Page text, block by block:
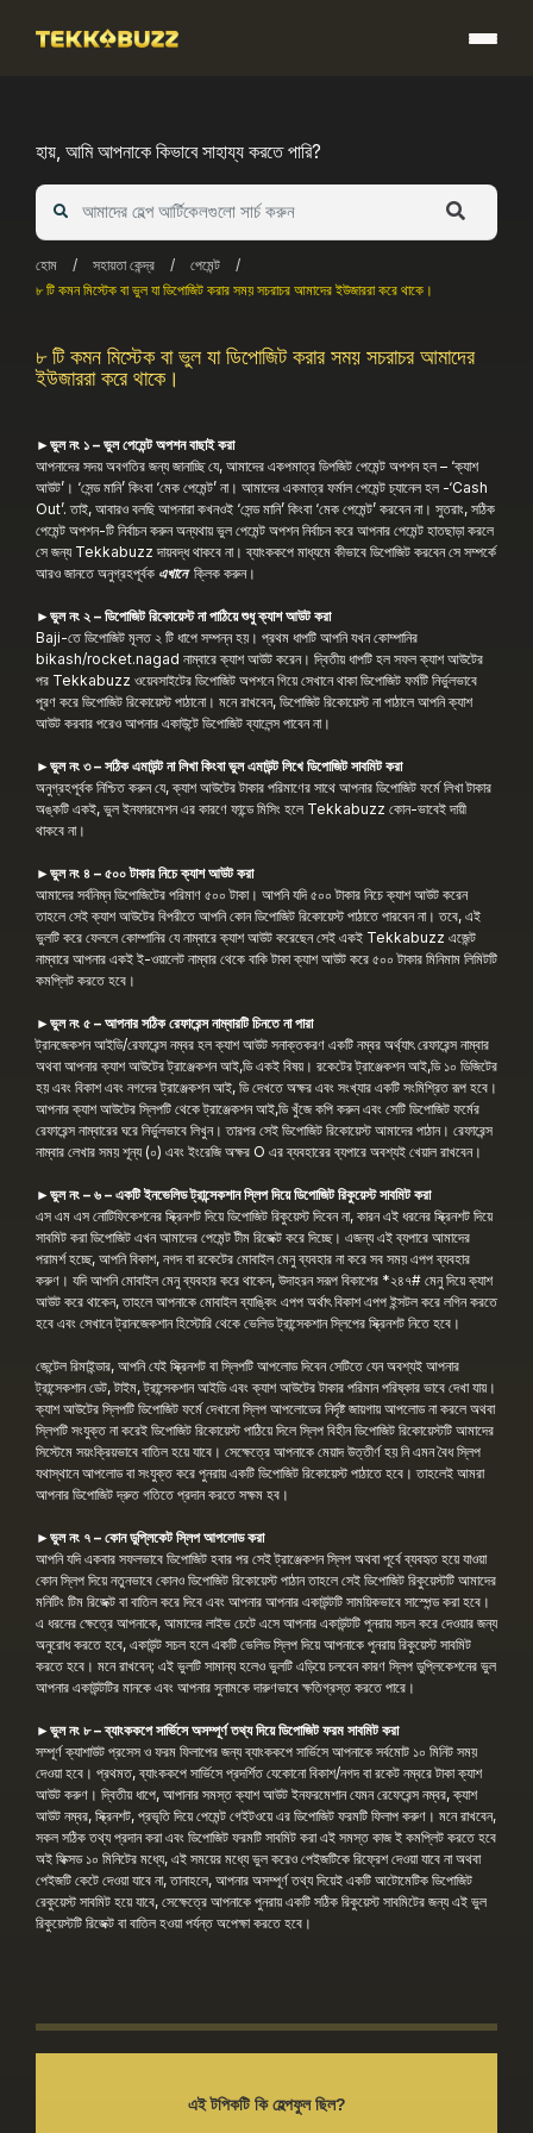
হায়, আমি আপনাকে কিভাবে সাহায্য করতে পারি?
হোম / সহায়তা কেন্দ্র / পেমেন্ট
/
৮ টি কমন মিস্টেক বা ভুল যা ডিপোজিট করার সময় সচরাচর আমাদের ইউজাররা করে থাকে।
৮ টি কমন মিস্টেক বা ভুল যা ডিপোজিট করার সময় সচরাচর আমাদের
ইউজাররা করে থাকে।
►ভুল নং ১ – ভুল পেমেন্ট অপশন বাছাই করা
আপনাদের সদয় অবগতির জন্য জানাচ্ছি যে, আমাদের একপমাত্র ডিপজিট পেমেন্ট অপশন হল – ‘ক্যাশ
আউট’। ‘সেন্ড মানি’ কিংবা ‘মেক পেমেন্ট’ না। আমাদের একমাত্র ফর্মাল পেমেন্ট চ্যানেল হল -‘Cash
Out’. তাই, আবারও বলছি আপনারা কখনওই ‘সেন্ড মানি’ কিংবা ‘মেক পেমেন্ট’ করবেন না। সুতরাং, সঠিক
পেমেন্ট অপশন-টি নির্বাচন করুন অন্যথায় ভুল পেমেন্ট অপশন নির্বাচন করে আপনার পেমেন্ট হাতছাড়া করলে
সে জন্য Tekkabuzz দায়বদ্ধ থাকবে না। ব্যাংককপে মাধ্যমে কীভাবে ডিপোজিট করবেন সে সম্পর্কে
আরও জানতে অনুগ্রহপূর্বক এখানেক্লিক করুন।
►ভুল নং ২ – ডিপোজিট রিকোয়েস্ট না পাঠিয়ে শুধু ক্যাশ আউট করা
Baji-তে ডিপোজিট মূলত ২ টি ধাপে সম্পন্ন হয়। প্রথম ধাপটি আপনি যখন কোম্পানির
bikash/rocket.nagad নাম্বারে ক্যাশ আউট করেন। দ্বিতীয় ধাপটি হল সফল ক্যাশ আউটের
পর Tekkabuzz ওয়েবসাইটের ডিপোজিট অপশনে গিয়ে সেখানে থাকা ডিপোজিট ফর্মটি নির্ভুলভাবে
পূরণ করে ডিপোজিট রিকোয়েস্ট পাঠানো। মনে রাখবেন, ডিপোজিট রিকোয়েস্ট না পাঠালে আপনি ক্যাশ
আউট করবার পরেও আপনার একাউন্টে ডিপোজিট ব্যালেন্স পাবেন না।
►ভুল নং ৩ – সঠিক এমাউন্ট না লিখা কিংবা ভুল এমাউন্ট লিখে ডিপোজিট সাবমিট করা
অনুগ্রহপূর্বক নিশ্চিত করুন যে,ক্যাশ আউটের টাকার পরিমাণের সাথে আপনার ডিপোজিট ফর্মে লিখা টাকার
অঙ্কটি একই, ভুল ইনফারমেশন এর কারণে ফান্ডে মিসিং হলে Tekkabuzz কোন-ভাবেই দায়ী
থাকবে না।
►ভুল নং ৪ – ৫০০ টাকার নিচে ক্যাশ আউট করা
আমাদের সর্বনিম্ন ডিপোজিটের পরিমাণ ৫০০ টাকা। আপনি যদি ৫০০ টাকার নিচে ক্যাশ আউট করেন
তাহলে সেই ক্যাশ আউটের বিপরীতে আপনি কোন ডিপোজিট রিকোয়েস্ট পাঠাতে পারবেন না। তবে, এই
ভুলটি করে ফেললে কোম্পানির যে নাম্বারে ক্যাশ আউট করেছেন সেই একই Tekkabuzz এজেন্ট
নাম্বারে আপনার একই ই-ওয়ালেট নাম্বার থেকে বাকি টাকা ক্যাশ আউট করে ৫০০ টাকার মিনিমাম লিমিটটি
কমপ্লিট করতে হবে।
►ভুল নং ৫ – আপনার সঠিক রেফারেন্স নাম্বারটি চিনতে না পারা
ট্রানজেকশন আইডি/রেফারেন্স নম্বর হল ক্যাশ আউট সনাক্তকরণ একটি নম্বর অর্থ্যাৎ রেফারেন্স নাম্বার
অথবা আপনার ক্যাশ আউটের ট্রাঞ্জেকশন আই,ডি একই বিষয়। রকেটের ট্রাঞ্জেকশন আই,ডি ১০ ডিজিটের
হয় এবং বিকাশ এবং নগদের ট্রাঞ্জেকশন আই, ডি দেখতে অক্ষর এবং সংখ্যার একটি সংমিশ্রিত রূপ হবে।
আপনার ক্যাশ আউটের স্লিপটি থেকে ট্রাঞ্জেকশন আই,ডি খুঁজে কপি করুন এবং সেটি ডিপোজিট ফর্মের
রেফারেন্স নাম্বারের ঘরে নির্ভুলভাবে লিখুন। তারপর সেই ডিপোজিট রিকোয়েস্ট আমাদের পাঠান। রেফারেন্স
নাম্বার লেখার সময় শূন্য (০) এবং ইংরেজি অক্ষর O এর ব্যবহারের ব্যপারে অবশ্যই খেয়াল রাখবেন।
►ভুল নং – ৬ – একটি ইনভেলিড ট্রান্সেকশান স্লিপ দিয়ে ডিপোজিট রিকুয়েস্ট সাবমিট করা
এস এম এস নোটিফিকেশনের স্ক্রিনশট দিয়ে ডিপোজিট রিকুয়েস্ট দিবেন না, কারন এই ধরনের স্ক্রিনশট দিয়ে
সাবমিট করা ডিপোজিট এখন আমাদের পেমেন্ট টীম রিজেক্ট করে দিচ্ছে। এজন্য এই ব্যপারে আমাদের
পরামর্শ হচ্ছে, আপনি বিকাশ, নগদ বা রকেটের মোবাইল মেনু ব্যবহার না করে সব সময় এপপ ব্যবহার
করুণ। যদি আপনি মোবাইল মেনু ব্যবহার করে থাকেন, উদাহরন সরূপ বিকাশের *২৪৭# মেনু দিয়ে ক্যাশ
আউট করে থাকেন, তাহলে আপনাকে মোবাইল ব্যাঙ্কিং এপপ অর্থাৎ বিকাশ এপপ ইন্সটল করে লগিন করতে
হবে এবং সেখানে ট্রানজেকশান হিস্টোরি থেকে ভেলিড ট্রান্সেকশান স্লিপের স্ক্রিনশট নিতে হবে।
জেন্টেল রিমাইন্ডার, আপনি যেই স্ক্রিনশট বা স্লিপটি আপলোড দিবেন সেটিতে যেন অবশ্যই আপনার
ট্রান্সেকশান ডেট, টাইম, ট্রান্সেকশান আইডি এবং ক্যাশ আউটের টাকার পরিমান পরিষ্কার ভাবে দেখা যায়।
ক্যাশ আউটের স্লিপটি ডিপোজিট ফর্মে দেখানো স্লিপ আপলোডের নির্দৃষ্ট জায়গায় আপলোড না করলে অথবা
স্লিপটি সংযুক্ত না করেই ডিপোজিট রিকোয়েস্ট পাঠিয়ে দিলে স্লিপ বিহীন ডিপোজিট রিকোয়েস্টটি আমাদের
সিস্টেমে সয়ংক্রিয়ভাবে বাতিল হয়ে যাবে। সেক্ষেত্রে আপনাকে মেয়াদ উত্তীর্ণ হয় নি এমন বৈধ স্লিপ
যথাস্থানে আপলোড বা সংযুক্ত করে পুনরায় একটি ডিপোজিট রিকোয়েস্ট পাঠাতে হবে। তাহলেই আমরা
আপনার ডিপোজিট দ্রুত গতিতে প্রদান করতে সক্ষম হব।
►ভুল নং ৭ – কোন ডুপ্লিকেট স্লিপ আপলোড করা
আপনি যদি একবার সফলভাবে ডিপোজিট হবার পর সেই ট্রাঞ্জেকশন স্লিপ অথবা পূর্বে ব্যবহৃত হয়ে যাওয়া
কোন স্লিপ দিয়ে নতুনভাবে কোনও ডিপোজিট রিকোয়েস্ট পাঠান তাহলে সেই ডিপোজিট রিকুয়েস্টটি আমাদের
মনিটিং টিম রিজেক্ট বা বাতিল করে দিবে এবং আপনার আপনার একাউন্টটি সাময়িকভাবে সাস্পেন্ড করা হবে।
এ ধরনের ক্ষেত্রে আপনাকে, আমাদের লাইভ চেটে এসে আপনার একাউন্টটি পুনরায় সচল করে দেওয়ার জন্য
অনুরোধ করতে হবে, একাউন্ট সচল হলে একটি ভেলিড স্লিপ দিয়ে আপনাকে পুনরায় রিকুয়েস্ট সাবমিট
করতে হবে। মনে রাখবেন; এই ভুলটি সামান্য হলেও ভুলটি এড়িয়ে চলবেন কারণ স্লিপ ডুপ্লিকেশনের ভুল
আপনার একাউন্টটির মানকে এবং আপনার সুনামকে দারুণভাবে ক্ষতিগ্রস্ত করতে পারে।
►ভুল নং ৮ – ব্যাংককপে সার্ভিসে অসম্পূর্ণ তথ্য দিয়ে ডিপোজিট ফরম সাবমিট করা
সম্পূর্ণ ক্যাশাউট প্রসেস ও ফরম ফিলাপের জন্য ব্যাংককপে সার্ভিসে আপনাকে সর্বমোট ১০ মিনিট সময়
দেওয়া হবে। প্রথমত, ব্যাংককপে সার্ভিসে প্রদর্শিত যেকোনো বিকাশ/নগদ বা রকেট নম্বরে টাকা ক্যাশ
আউট করুণ। দ্বিতীয় ধাপে, আপানার সমস্ত ক্যাশ আউট ইনফরমেশান যেমন রেফেরেন্স নম্বর, ক্যাশ
আউট নম্বর, স্ক্রিনশট, প্রভৃতি দিয়ে পেমেন্ট গেইটওয়ে এর ডিপোজিট ফরমটি ফিলাপ করুণ। মনে রাখবেন,
সকল সঠিক তথ্য প্রদান করা এবং ডিপোজিট ফরমটি সাবমিট করা এই সমস্ত কাজ ই কমপ্লিট করতে হবে
অই ফিক্সড ১০ মিনিটের মধ্যে, এই সময়ের মধ্যে ভুল করেও পেইজটিকে রিফ্রেশ দেওয়া যাবে না অথবা
পেইজটি কেটে দেওয়া যাবে না, তানাহলে, আপনার অসম্পূর্ণ তথ্য দিয়েই একটি আটোমেটিক ডিপোজিট
রেকুয়েস্ট সাবমিট হয়ে যাবে, সেক্ষেত্রে আপনাকে পুনরায় একটি সঠিক রিকুয়েস্ট সাবমিটের জন্য এই ভুল
রিকুয়েস্টটি রিজেক্ট বা বাতিল হওয়া পর্যন্ত অপেক্ষা করতে হবে।
এই টপিকটি কি হেল্পফুল ছিল?